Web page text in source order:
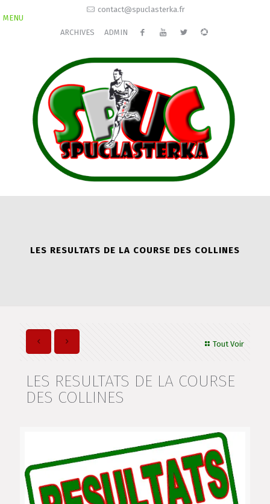
contact@spuclasterka.fr
ARCHIVES ADMIN
MENU
LES RESULTATS DE LA COURSE DES COLLINES
Tout Voir
LES RESULTATS DE LA COURSE
DES COLLINES